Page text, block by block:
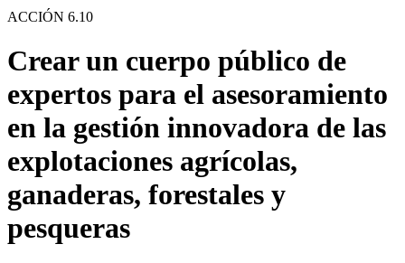
ACCIÓN 6.10
Crear un cuerpo público de
expertos para el asesoramiento
en la gestión innovadora de las
explotaciones agrícolas,
ganaderas, forestales y
pesqueras